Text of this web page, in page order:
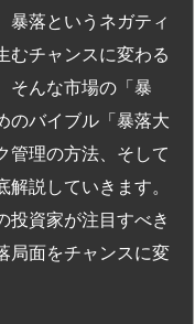
暴落というネガティ
むチャンスに変わる
そんな市場の「暴
のバイブル「暴落大
管理の方法、そして
説していきます。
投資家が注目すべき
局面をチャンスに変